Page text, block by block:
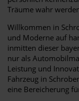
Träume wahr
Willkommen in
und Moderne auf
inmitten dieser
nur als
Leistung und
Fahrzeug in
eine Bereicherung